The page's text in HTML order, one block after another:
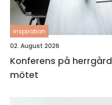
inspiration
02. August 2026
Konferens på herrgård när miljön lyfter
mötet